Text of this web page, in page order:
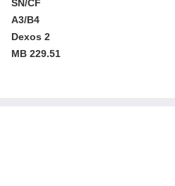
SN/CF
A3/B4
Dexos 2
MB 229.51